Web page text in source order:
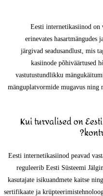
Eesti internetikasiinod on
erinevates hasartmängudes
järgivad seadusandlust, mis
kasiinode põhiväärtused
vastutustundlikku
mänguplatvormide mugavus ning
Kui turvalised on
Eesti internetikasiinod peavad
reguleerib Eesti Süsteemi
kasutajate isikuandmete kaitse
sertifikaate ja